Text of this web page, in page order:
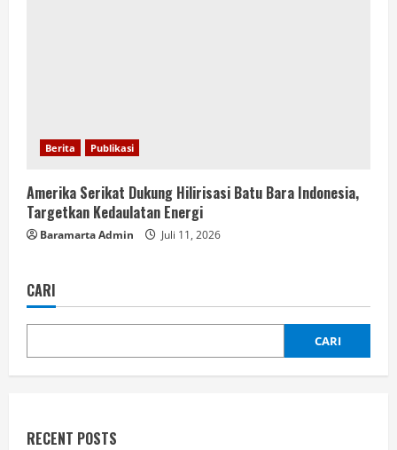
Berita Publikasi
Amerika Serikat Dukung Hilirisasi Batu Bara Indonesia,
Targetkan Kedaulatan Energi
Baramarta Admin Juli 11, 2026
CARI
CARI
RECENT POSTS